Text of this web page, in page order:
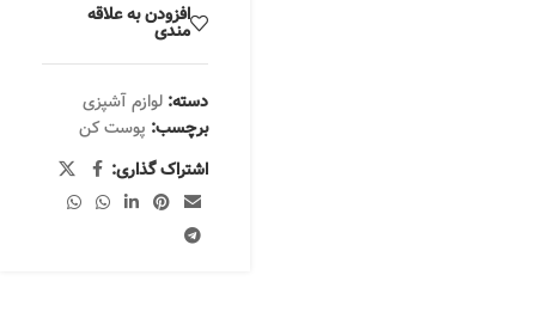
افزودن به علاقه
مندی
دسته: لوازم آشپزی
برچسب: پوست کن
اشتراک گذاری: